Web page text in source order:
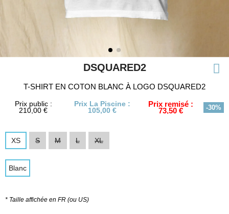
DSQUARED2
T-SHIRT EN COTON BLANC À LOGO DSQUARED2
Prix public :
210,00 €
Prix La Piscine :
105,00 €
Prix remisé :
73,50 € -30%
XS S M L XL
Blanc
* Taille affichée en FR (ou US)